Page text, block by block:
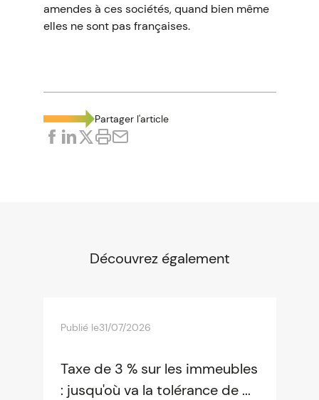
amendes à ces sociétés, quand bien même
elles ne sont pas françaises.
Partager l'article
Découvrez également
Publié le31/07/2026
Taxe de 3 % sur les immeubles
: jusqu'où va la tolérance de ...